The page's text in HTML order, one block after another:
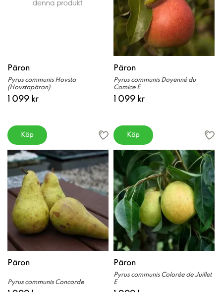
Päron
Pyrus communis Hovsta
(Hovstapäron)
1 099 kr
Köp
Päron
Pyrus communis Doyenné du
Comice E
1 099 kr
Köp
Päron
Pyrus communis Concorde
Päron
Pyrus communis Colorée de Juillet
E